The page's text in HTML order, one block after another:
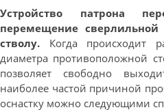
Устройство патрона
перемещение сверлильной
стволу. Когда происходит
диаметра противоположной
позволяет свободно
наиболее частой причиной
оснастку можно следующими